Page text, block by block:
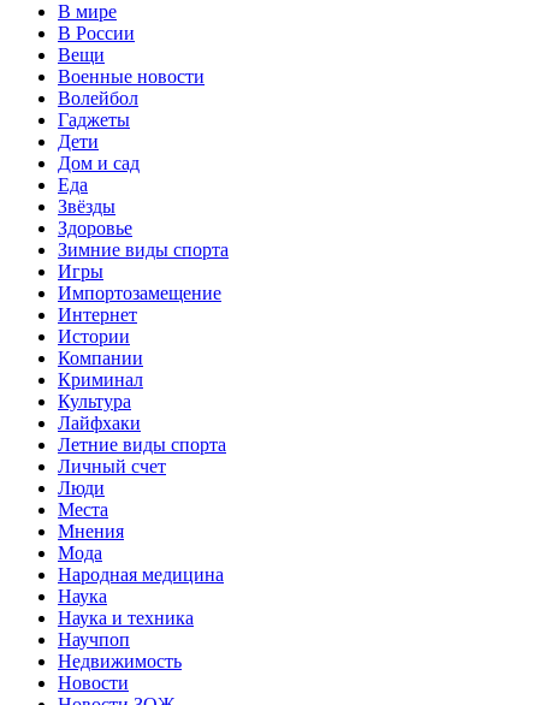
В мире
В России
Вещи
Военные новости
Волейбол
Гаджеты
Дети
Дом и сад
Еда
Звёзды
Здоровье
Зимние виды спорта
Игры
Импортозамещение
Интернет
Истории
Компании
Криминал
Культура
Лайфхаки
Летние виды спорта
Личный счет
Люди
Места
Мнения
Мода
Народная медицина
Наука
Наука и техника
Научпоп
Недвижимость
Новости